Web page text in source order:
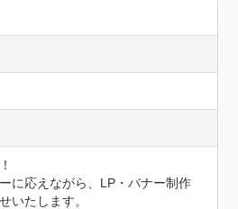
に応えながら、LP・バナー制作
いたします。